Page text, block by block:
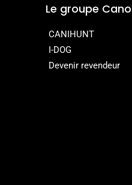
Le groupe
CANIHUNT
I-DOG
Devenir revendeur